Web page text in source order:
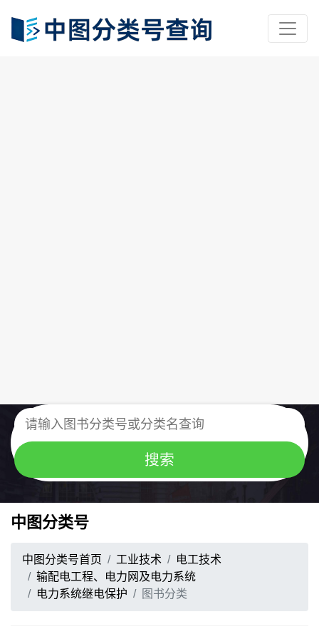
中图分类号
中图分类号首页 工业技术
电工技术
输配电工程、电力网及电力系统
电力系统继电保护
图书分类